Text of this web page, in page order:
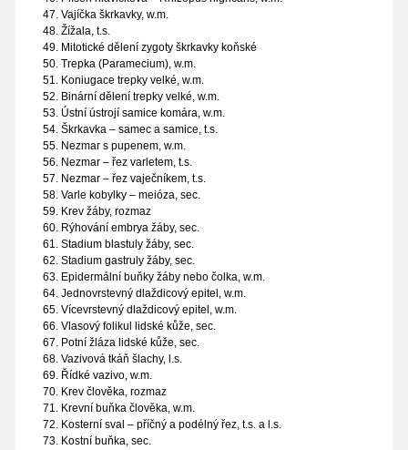
Vajíčka škrkavky, w.m.
Žížala, t.s.
Mitotické dělení zygoty škrkavky koňské
Trepka (Paramecium), w.m.
Koniugace trepky velké, w.m.
Binární dělení trepky velké, w.m.
Ústní ústrojí samice komára, w.m.
Škrkavka – samec a samice, t.s.
Nezmar s pupenem, w.m.
Nezmar – řez varletem, t.s.
Nezmar – řez vaječníkem, t.s.
Varle kobylky – meióza, sec.
Krev žáby, rozmaz
Rýhování embrya žáby, sec.
Stadium blastuly žáby, sec.
Stadium gastruly žáby, sec.
Epidermální buňky žáby nebo čolka, w.m.
Jednovrstevný dlaždicový epitel, w.m.
Vícevrstevný dlaždicový epitel, w.m.
Vlasový folikul lidské kůže, sec.
Potní žláza lidské kůže, sec.
Vazivová tkáň šlachy, l.s.
Řídké vazivo, w.m.
Krev člověka, rozmaz
Krevní buňka člověka, w.m.
Kosterní sval – příčný a podélný řez, t.s. a l.s.
Kostní buňka, sec.